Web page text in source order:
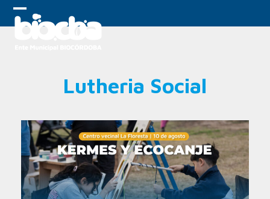
Skip
Open
Close
Lutheria Social